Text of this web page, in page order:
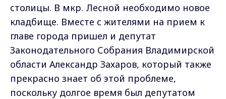
столицы. В мкр. Лесной необходимо новое
кладбище. Вместе с жителями на прием к
главе города пришел и депутат
Законодательного Собрания Владимирской
области Александр Захаров, который также
прекрасно знает об этой проблеме,
поскольку долгое время был депутатом